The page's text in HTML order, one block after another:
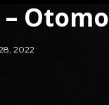
Otomo
2022